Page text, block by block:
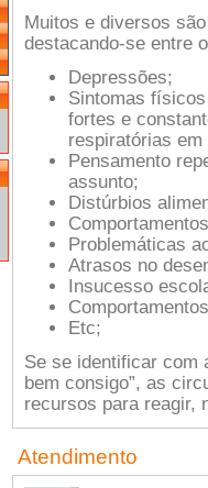
Muitos e diversos
destacando-se entre
Depressões;
Sintomas
fortes e
respiratórias
Pensamento
assunto;
Distúrbios
Problemáticas
Atrasos no
Insucesso
Etc;
Se se identificar com
bem consigo”, as
recursos para reagir,
Atendimento